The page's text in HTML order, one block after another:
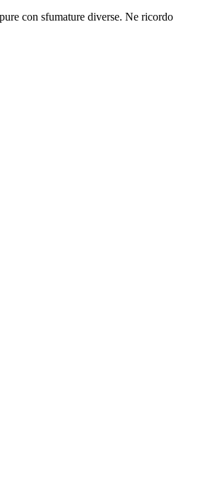
con sfumature diverse. Ne ricordo